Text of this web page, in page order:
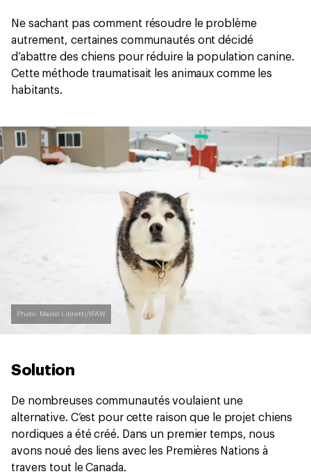
Ne sachant pas comment résoudre le problème
autrement, certaines communautés ont décidé
d’abattre des chiens pour réduire la population canine.
Cette méthode traumatisait les animaux comme les
habitants.
Photo: Marco Libretti/IFAW
Solution
De nombreuses communautés voulaient une
alternative. C’est pour cette raison que le projet chiens
nordiques a été créé. Dans un premier temps, nous
avons noué des liens avec les Premières Nations à
travers tout le Canada.